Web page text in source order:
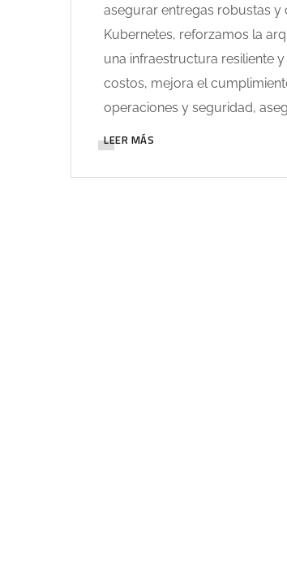
asegurar entregas robustas y
Kubernetes, reforzamos la
una infraestructura resiliente
costos, mejora el
operaciones y seguridad,
LEER MÁS